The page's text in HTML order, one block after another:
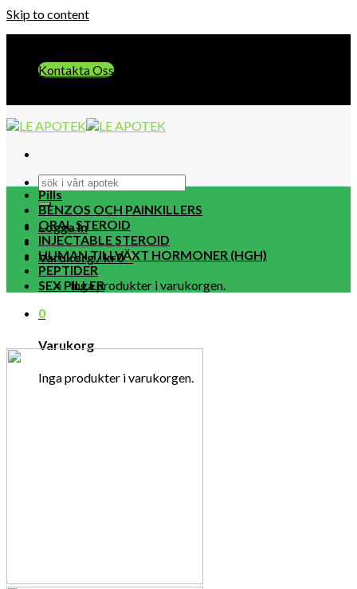
Skip to content
Kontakta Oss
Logga in
Varukorg /kr00
Inga produkter i varukorgen.
0
Varukorg
Inga produkter i varukorgen.
Pills
BENZOS OCH PAINKILLERS
ORAL STEROID
INJECTABLE STEROID
HUMAN TILLVÄXT HORMONER (HGH)
PEPTIDER
SEX PILLER